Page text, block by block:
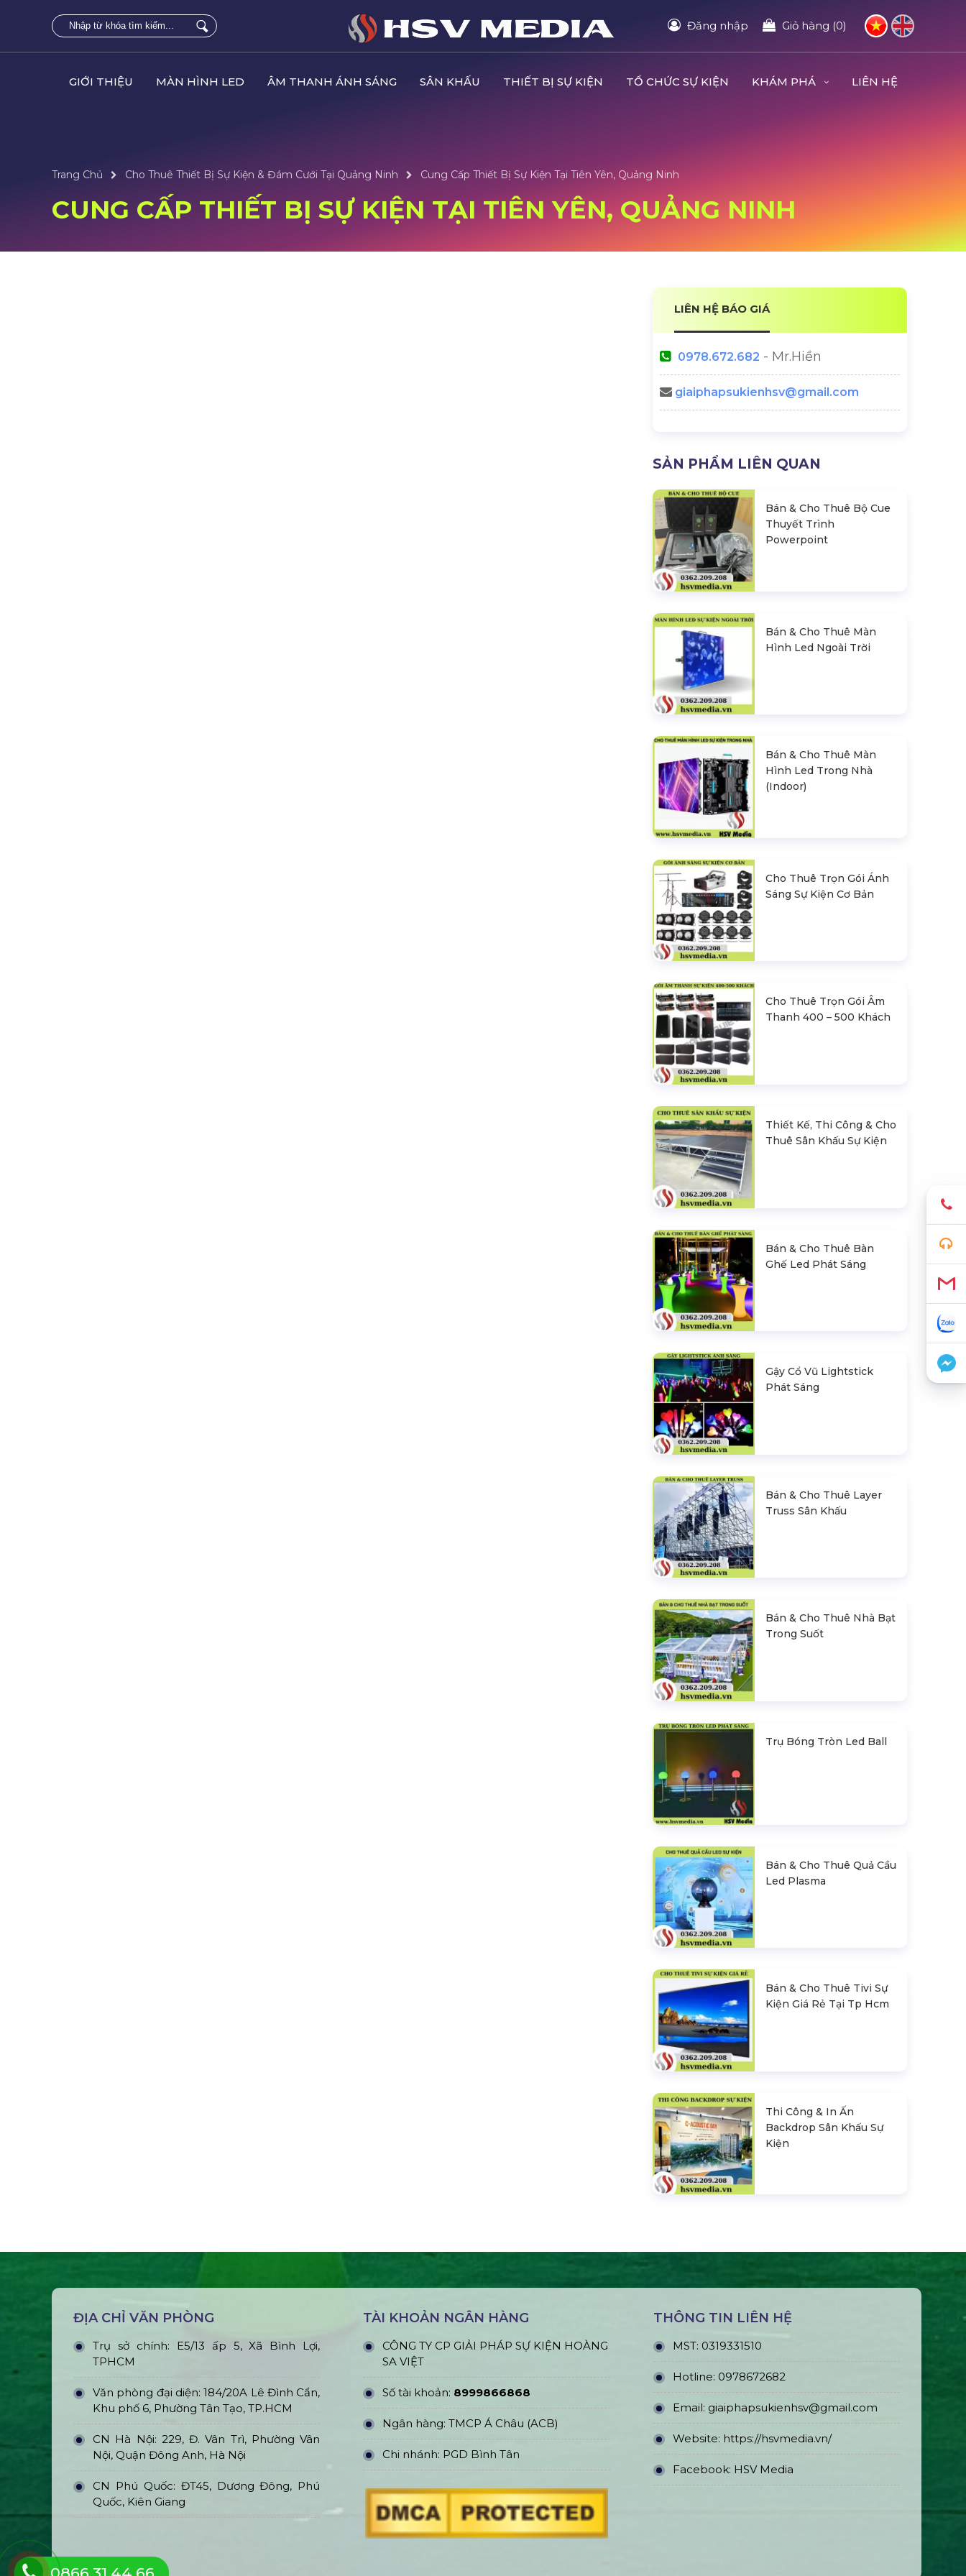
Đăng nhập Giỏ hàng (0)
GIỚI THIỆU MÀN HÌNH LED ÂM THANH ÁNH SÁNG SÂN KHẤU THIẾT BỊ SỰ KIỆN TỔ CHỨC SỰ KIỆN KHÁM PHÁ LIÊN HỆ
Trang Chủ Cho Thuê Thiết Bị Sự Kiện & Đám Cưới Tại Quảng Ninh Cung Cấp Thiết Bị Sự Kiện Tại Tiên Yên, Quảng Ninh
CUNG CẤP THIẾT BỊ SỰ KIỆN TẠI TIÊN YÊN, QUẢNG NINH
LIÊN HỆ BÁO GIÁ
0978.672.682 - Mr.Hiền
giaiphapsukienhsv@gmail.com
SẢN PHẨM LIÊN QUAN
Bán & Cho Thuê Bộ Cue
Thuyết Trình
Powerpoint
Bán & Cho Thuê Màn
Hình Led Ngoài Trời
Bán & Cho Thuê Màn
Hình Led Trong Nhà
(Indoor)
Cho Thuê Trọn Gói Ánh
Sáng Sự Kiện Cơ Bản
Cho Thuê Trọn Gói Âm
Thanh 400 – 500 Khách
Thiết Kế, Thi Công & Cho
Thuê Sân Khấu Sự Kiện
Bán & Cho Thuê Bàn
Ghế Led Phát Sáng
Gậy Cổ Vũ Lightstick
Phát Sáng
Bán & Cho Thuê Layer
Truss Sân Khấu
Bán & Cho Thuê Nhà Bạt
Trong Suốt
Trụ Bóng Tròn Led Ball
Bán & Cho Thuê Quả Cầu
Led Plasma
Bán & Cho Thuê Tivi Sự
Kiện Giá Rẻ Tại Tp Hcm
Thi Công & In Ấn
Backdrop Sân Khấu Sự
Kiện
ĐỊA CHỈ VĂN PHÒNG
Trụ sở chính: E5/13 ấp 5, Xã Bình Lợi,
TPHCM
Văn phòng đại diện: 184/20A Lê Đình Cẩn,
Khu phố 6, Phường Tân Tạo, TP.HCM
CN Hà Nội: 229, Đ. Vân Trì, Phường Vân
Nội, Quận Đông Anh, Hà Nội
CN Phú Quốc: ĐT45, Dương Đông, Phú
Quốc, Kiên Giang
TÀI KHOẢN NGÂN HÀNG
CÔNG TY CP GIẢI PHÁP SỰ KIỆN HOÀNG
SA VIỆT
Số tài khoản: 8999866868
Ngân hàng: TMCP Á Châu (ACB)
Chi nhánh: PGD Bình Tân
THÔNG TIN LIÊN HỆ
MST: 0319331510
Hotline: 0978672682
Email: giaiphapsukienhsv@gmail.com
Website: https://hsvmedia.vn/
Facebook: HSV Media